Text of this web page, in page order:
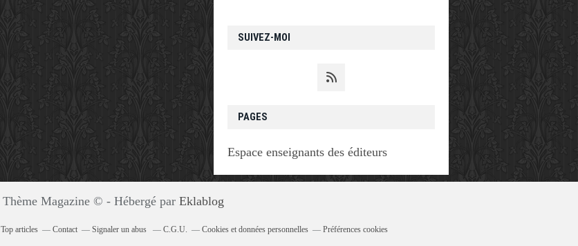
SUIVEZ-MOI
PAGES
Espace enseignants des éditeurs
Thème Magazine © - Hébergé par Eklablog
Top articles Contact Signaler un abus C.G.U. Cookies et données personnelles Préférences cookies